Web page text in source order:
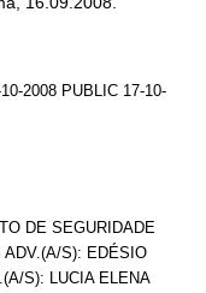
2008 PUBLIC 17-10-
DE SEGURIDADE
S): EDÉSIO
S): LUCIA ELENA